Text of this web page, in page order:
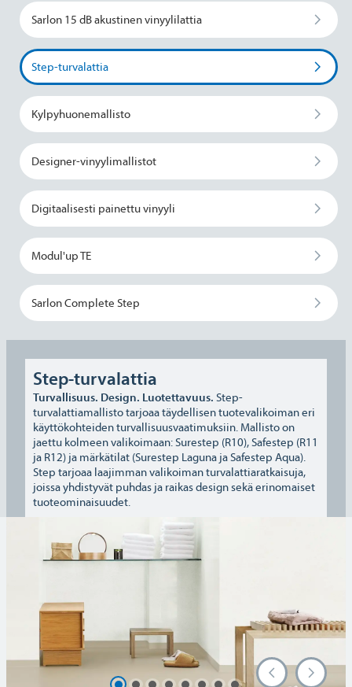
Sarlon 15 dB akustinen vinyylilattia
Step-turvalattia
Kylpyhuonemallisto
Designer-vinyylimallistot
Digitaalisesti painettu vinyyli
Modul'up TE
Sarlon Complete Step
Step-turvalattia
Turvallisuus. Design. Luotettavuus. Step-
turvalattiamallisto tarjoaa täydellisen tuotevalikoiman eri
käyttökohteiden turvallisuusvaatimuksiin. Mallisto on
jaettu kolmeen valikoimaan: Surestep (R10), Safestep (R11
ja R12) ja märkätilat (Surestep Laguna ja Safestep Aqua).
Step tarjoaa laajimman valikoiman turvalattiaratkaisuja,
joissa yhdistyvät puhdas ja raikas design sekä erinomaiset
tuoteominaisuudet.